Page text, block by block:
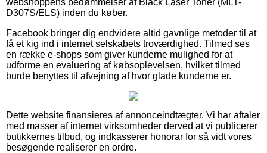
D307S/ELS) inden du køber.
Facebook bringer dig endvidere altid gavnlige metoder til at
få et kig ind i internet selskabets troværdighed. Tilmed ses
en række e-shops som giver kunderne mulighed for at
udforme en evaluering af købsoplevelsen, hvilket tilmed
burde benyttes til afvejning af hvor glade kunderne er.
Dette website finansieres af annonceindtægter. Vi har aftaler
med masser af internet virksomheder derved at vi publicerer
butikkernes tilbud, og indkasserer honorar for så vidt vores
besøgende realiserer en ordre.